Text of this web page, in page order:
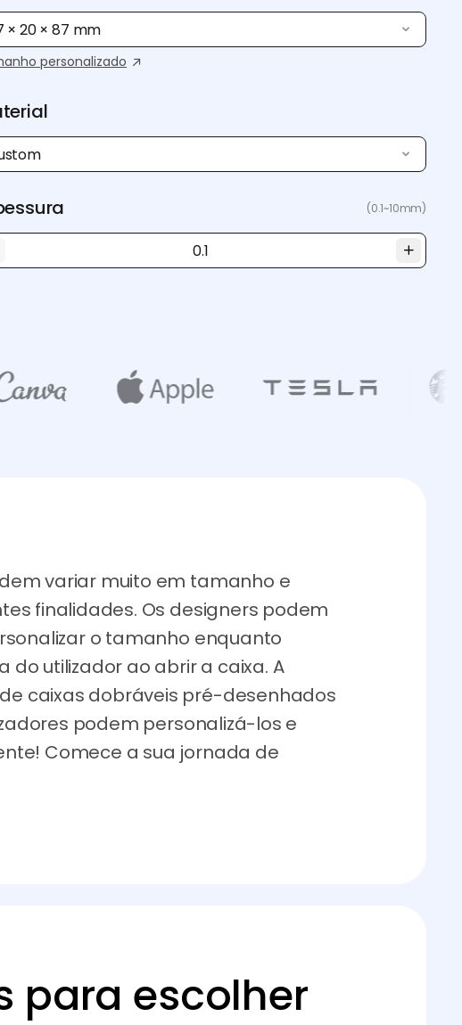
× 20 × 87 mm
personalizado
(0.1~10mm)
variar muito em tamanho e
finalidades. Os designers podem
o tamanho enquanto
utilizador ao abrir a caixa. A
caixas dobráveis pré-desenhados
podem personalizá-los e
Comece a sua jornada de
para escolher